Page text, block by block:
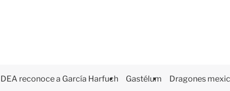
reconoce a García Harfuch Gastélum Dragones